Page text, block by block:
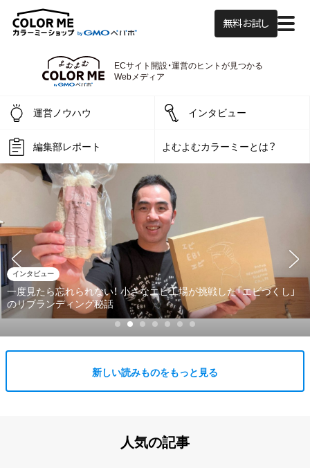
無料お試し
よむよむカラーミー
ECサイト開設・運営のヒントが見つかる
Webメディア
運営ノウハウ インタビュー
編集部レポート よむよむカラーミーとは？
インタビュー
一度見たら忘れられない！ 小さなエビ工場が挑戦した「エビづくし」
のリブランディング秘話
新しい読みものをもっと見る
人気の記事